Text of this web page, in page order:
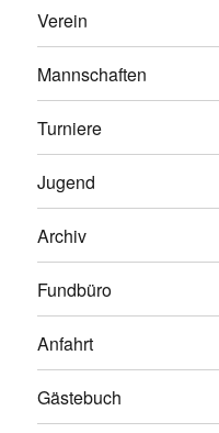
Verein
Mannschaften
Turniere
Jugend
Archiv
Fundbüro
Anfahrt
Gästebuch